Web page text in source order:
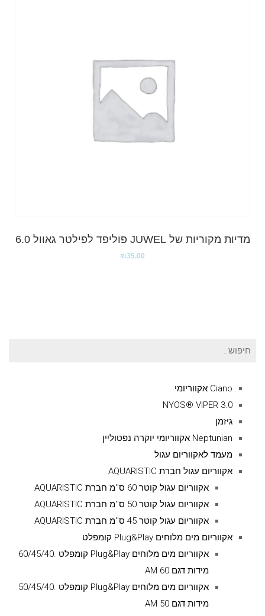
מדיות מקוריות של JUWEL פוליפד לפילטר גאוול 6.0
₪35.00
חיפוש
Ciano אקווריומי
NYOS® VIPER 3.0
גיזמן
Neptunian אקווריומי יוקרה נפטוליין
מעמד לאקווריום עגול
אקווריום עגול חברת AQUARISTIC
אקווריום עגול קוטר 60 ס''מ חברת AQUARISTIC
אקווריום עגול קוטר 50 ס''מ חברת AQUARISTIC
אקווריום עגול קוטר 45 ס''מ חברת AQUARISTIC
אקווריום מים מלוחים Plug&Play קומפלט
אקווריום מים מלוחים Plug&Play קומפלט .60/45/40
מידות דגם AM 60
אקווריום מים מלוחים Plug&Play קומפלט .50/45/40
מידות דגם AM 50